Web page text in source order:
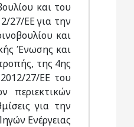
και του
27/ΕΕ για την
και
Ένωσης και
της 4ης
27/ΕΕ του
περιεκτικών
για την
Ενέργειας